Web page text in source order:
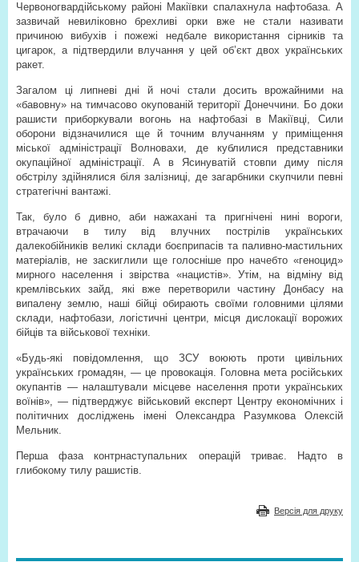
Червоногвардійському районі Макіївки спалахнула нафтобаза. А
зазвичай невиліковно брехливі орки вже не стали називати
причиною вибухів і пожежі недбале використання сірників та
цигарок, а підтвердили влучання у цей об’єкт двох українських
ракет.
Загалом ці липневі дні й ночі стали досить врожайними на
«бавовну» на тимчасово окупованій території Донеччини. Бо доки
рашисти приборкували вогонь на нафтобазі в Макіївці, Сили
оборони відзначилися ще й точним влучанням у приміщення
міської адміністрації Волновахи, де кублилися представники
окупаційної адміністрації. А в Ясинуватій стовпи диму після
обстрілу здійнялися біля залізниці, де загарбники скупчили певні
стратегічні вантажі.
Так, було б дивно, аби нажахані та пригнічені нині вороги,
втрачаючи в тилу від влучних пострілів українських
далекобійників великі склади боєприпасів та паливно-мастильних
матеріалів, не заскиглили ще голосніше про начебто «геноцид»
мирного населення і звірства «нацистів». Утім, на відміну від
кремлівських зайд, які вже перетворили частину Донбасу на
випалену землю, наші бійці обирають своїми головними цілями
склади, нафтобази, логістичні центри, місця дислокації ворожих
бійців та військової техніки.
«Будь-які повідомлення, що ЗСУ воюють проти цивільних
українських громадян, — це провокація. Головна мета російських
окупантів — налаштували місцеве населення проти українських
воїнів», — підтверджує військовий експерт Центру економічних і
політичних досліджень імені Олександра Разумкова Олексій
Мельник.
Перша фаза контрнаступальних операцій триває. Надто в
глибокому тилу рашистів.
Версія для друку